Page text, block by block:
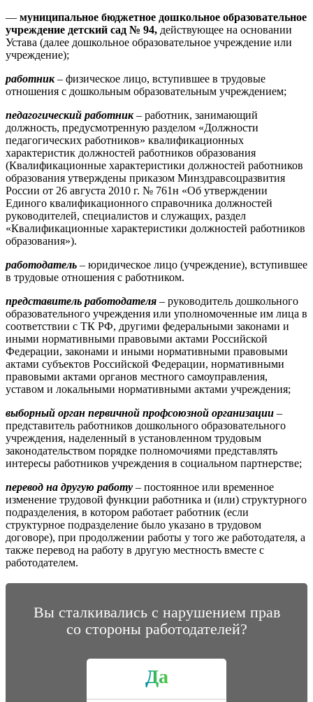
— муниципальное бюджетное дошкольное образовательное
учреждение детский сад № 94, действующее на основании
Устава (далее дошкольное образовательное учреждение или
учреждение);
работник – физическое лицо, вступившее в трудовые
отношения с дошкольным образовательным учреждением;
педагогический работник– работник, занимающий
должность, предусмотренную разделом «Должности
педагогических работников» квалификационных
характеристик должностей работников образования
(Квалификационные характеристики должностей работников
образования утверждены приказом Минздравсоцразвития
России от 26 августа 2010 г. № 761н «Об утверждении
Единого квалификационного справочника должностей
руководителей, специалистов и служащих, раздел
«Квалификационные характеристики должностей работников
образования»).
работодатель – юридическое лицо (учреждение), вступившее
в трудовые отношения с работником.
представитель работодателя – руководитель дошкольного
образовательного учреждения или уполномоченные им лица в
соответствии с ТК РФ, другими федеральными законами и
иными нормативными правовыми актами Российской
Федерации, законами и иными нормативными правовыми
актами субъектов Российской Федерации, нормативными
правовыми актами органов местного самоуправления,
уставом и локальными нормативными актами учреждения;
выборный орган первичной профсоюзной организации –
представитель работников дошкольного образовательного
учреждения, наделенный в установленном трудовым
законодательством порядке полномочиями представлять
интересы работников учреждения в социальном партнерстве;
перевод на другую работу – постоянное или временное
изменение трудовой функции работника и (или) структурного
подразделения, в котором работает работник (если
структурное подразделение было указано в трудовом
договоре), при продолжении работы у того же работодателя, а
также перевод на работу в другую местность вместе с
работодателем.
Вы сталкивались с нарушением прав
со стороны работодателей?
Да